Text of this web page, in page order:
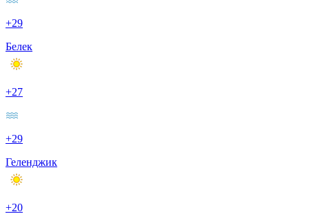
+29
Белек
+27
+29
Геленджик
+20